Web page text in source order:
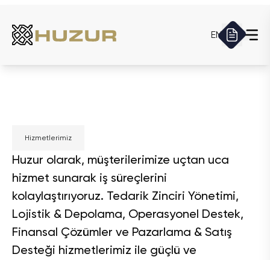
EN
Hizmetlerimiz
Huzur olarak, müşterilerimize uçtan uca
hizmet sunarak iş süreçlerini
kolaylaştırıyoruz. Tedarik Zinciri Yönetimi,
Lojistik & Depolama, Operasyonel Destek,
Finansal Çözümler ve Pazarlama & Satış
Desteği hizmetlerimiz ile güçlü ve